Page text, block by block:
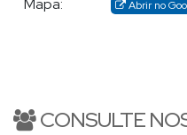
confiabilidade, que o fazem
Mapa: Abrir no
CONSULTE